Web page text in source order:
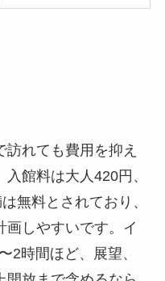
れても費用を抑え
館料は大人420円、
無料とされており、
画しやすいです。イ
2時間ほど、展望、